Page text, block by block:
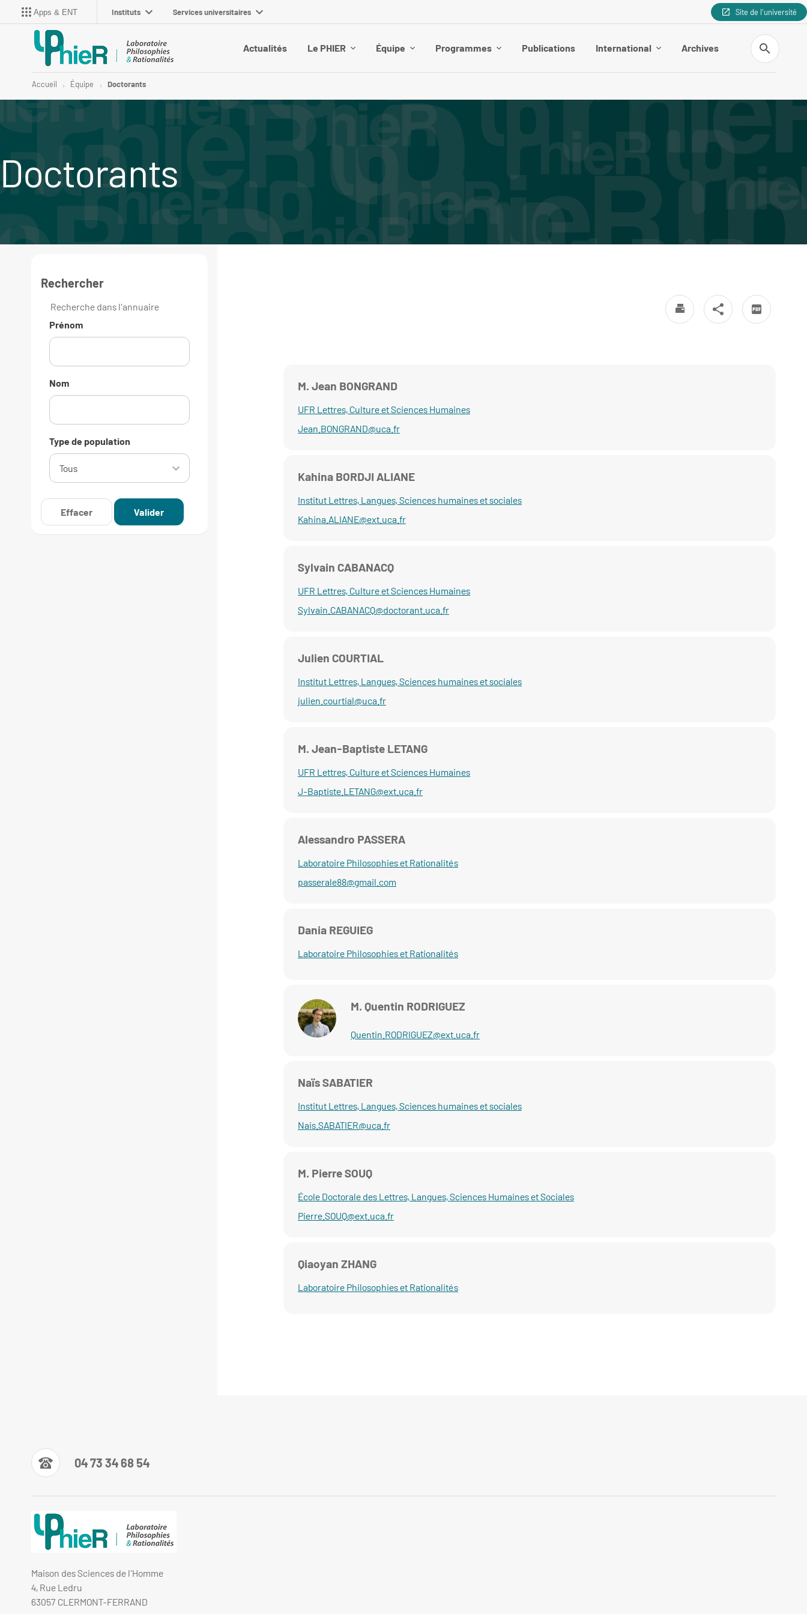
Apps & ENT Instituts Services universitaires Site de l'université
Actualités Le PHIER Équipe Programmes Publications International Archives
Recherche
Accueil Équipe Doctorants
Doctorants
M. Jean BONGRAND
UFR Lettres, Culture et Sciences Humaines
Jean.BONGRAND@uca.fr
Kahina BORDJI ALIANE
Institut Lettres, Langues, Sciences humaines et sociales
Kahina.ALIANE@ext.uca.fr
Sylvain CABANACQ
UFR Lettres, Culture et Sciences Humaines
Sylvain.CABANACQ@doctorant.uca.fr
Julien COURTIAL
Institut Lettres, Langues, Sciences humaines et sociales
julien.courtial@uca.fr
M. Jean-Baptiste LETANG
UFR Lettres, Culture et Sciences Humaines
J-Baptiste.LETANG@ext.uca.fr
Alessandro PASSERA
Laboratoire Philosophies et Rationalités
passerale88@gmail.com
Dania REGUIEG
Laboratoire Philosophies et Rationalités
M. Quentin RODRIGUEZ
Quentin.RODRIGUEZ@ext.uca.fr
Naïs SABATIER
Institut Lettres, Langues, Sciences humaines et sociales
Nais.SABATIER@uca.fr
M. Pierre SOUQ
École Doctorale des Lettres, Langues, Sciences Humaines et Sociales
Pierre.SOUQ@ext.uca.fr
Qiaoyan ZHANG
Laboratoire Philosophies et Rationalités
Rechercher
Recherche dans l'annuaire
Prénom
Nom
Type de population
04 73 34 68 54
Maison des Sciences de l'Homme
4, Rue Ledru
63057 CLERMONT-FERRAND